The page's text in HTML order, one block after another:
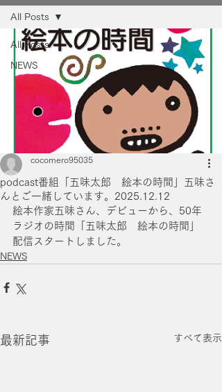
All Posts
NEWS
All Posts
podcast番組「五味太郎 絵本の時間」五味さ
んとご一緒しています。2025.12.12
cocomero95035
絵本作家五味さん、デビューから、50年
ラジオの時間「五味太郎　絵本の時間」
配信スタートしました。
NEWS
最新記事 すべて表示